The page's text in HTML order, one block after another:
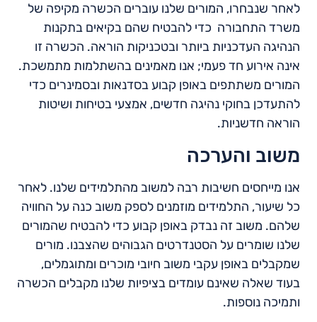
לאחר שנבחרו, המורים שלנו עוברים הכשרה מקיפה של
משרד התחבורה כדי להבטיח שהם בקיאים בתקנות
הנהיגה העדכניות ביותר ובטכניקות הוראה. הכשרה זו
אינה אירוע חד פעמי; אנו מאמינים בהשתלמות מתמשכת.
המורים משתתפים באופן קבוע בסדנאות ובסמינרים כדי
להתעדכן בחוקי נהיגה חדשים, אמצעי בטיחות ושיטות
הוראה חדשניות.
משוב והערכה
אנו מייחסים חשיבות רבה למשוב מהתלמידים שלנו. לאחר
כל שיעור, התלמידים מוזמנים לספק משוב כנה על החוויה
שלהם. משוב זה נבדק באופן קבוע כדי להבטיח שהמורים
שלנו שומרים על הסטנדרטים הגבוהים שהצבנו. מורים
שמקבלים באופן עקבי משוב חיובי מוכרים ומתוגמלים,
בעוד שאלה שאינם עומדים בציפיות שלנו מקבלים הכשרה
ותמיכה נוספות.